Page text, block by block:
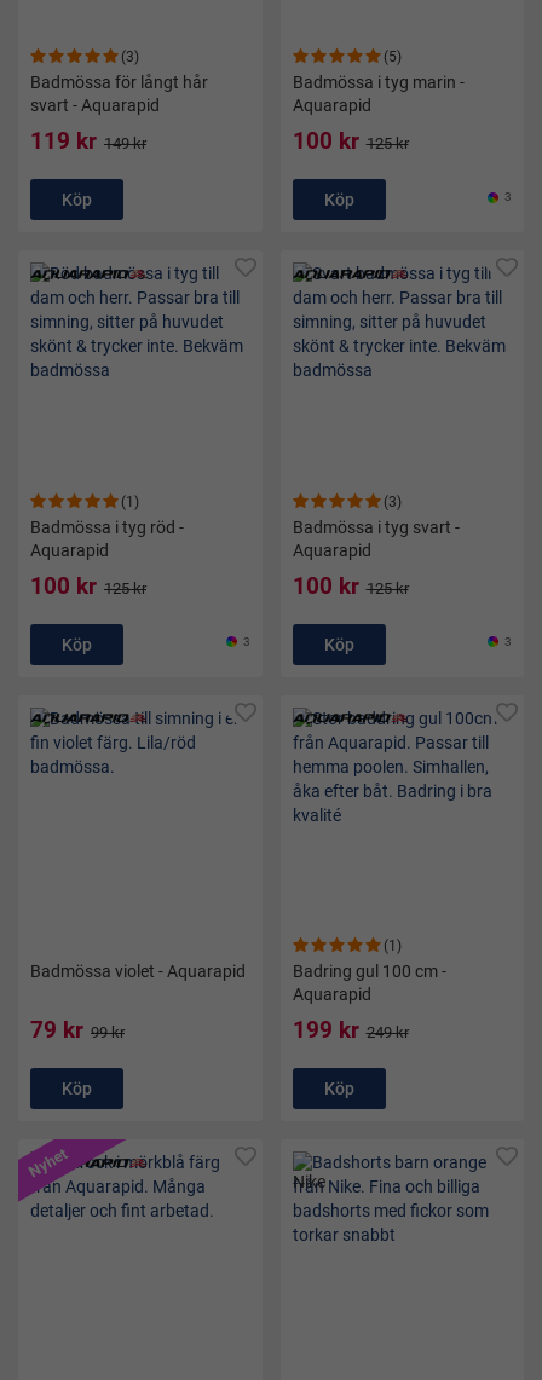
(3)
Badmössa för långt hår
svart - Aquarapid
119 kr 149 kr
Köp
(5)
Badmössa i tyg marin -
Aquarapid
100 kr 125 kr
Köp 3
(1)
Badmössa i tyg röd -
Aquarapid
100 kr 125 kr
Köp 3
(3)
Badmössa i tyg svart -
Aquarapid
100 kr 125 kr
Köp 3
Badmössa violet - Aquarapid
79 kr 99 kr
Köp
(1)
Badring gul 100 cm -
Aquarapid
199 kr 249 kr
Köp
Nyhet